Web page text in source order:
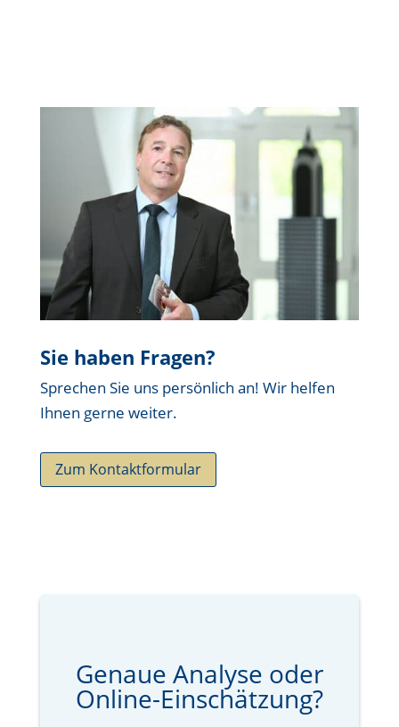
Sie haben Fragen?
Sprechen Sie uns persönlich an! Wir helfen
Ihnen gerne weiter.
Zum Kontaktformular
Genaue Analyse oder
Online-Einschätzung?